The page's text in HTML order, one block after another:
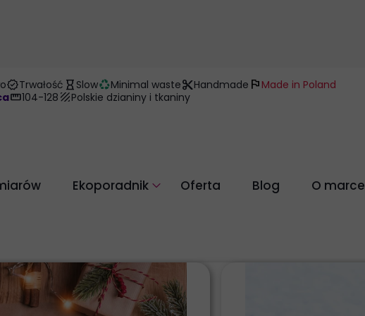
Ekoporadnik Oferta Blog O marce
verifiedTrwałość hourglass_empty SlowrecyclingMinimal wastecontent_cutHandmade flag Made in Poland
straighten104-128 texturePolskie dzianiny i tkaniny